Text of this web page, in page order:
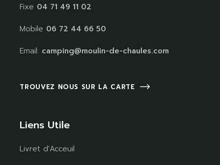
Fixe 04 71 49 11 02
Mobile 06 72 44 66 50
Email: camping@moulin-de-chaules.com
TROUVEZ NOUS SUR LA CARTE
Liens Utile
Livret d'Acceuil